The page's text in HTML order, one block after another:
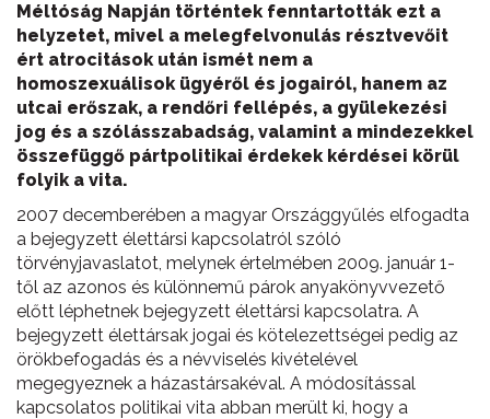
Méltóság Napján történtek fenntartották ezt a
helyzetet, mivel a melegfelvonulás résztvevőit
ért atrocitások után ismét nem a
homoszexuálisok ügyéről és jogairól, hanem az
utcai erőszak, a rendőri fellépés, a gyülekezési
jog és a szólásszabadság, valamint a mindezekkel
összefüggő pártpolitikai érdekek kérdései körül
folyik a vita.
2007 decemberében a magyar Országgyűlés elfogadta
a bejegyzett élettársi kapcsolatról szóló
törvényjavaslatot, melynek értelmében 2009. január 1-
től az azonos és különnemű párok anyakönyvvezető
előtt léphetnek bejegyzett élettársi kapcsolatra. A
bejegyzett élettársak jogai és kötelezettségei pedig az
örökbefogadás és a névviselés kivételével
megegyeznek a házastársakéval. A módosítással
kapcsolatos politikai vita abban merült ki, hogy a